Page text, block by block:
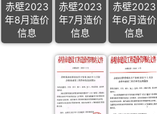
赤壁2023
年8月造价
信息
赤壁2023
年7月造价
信息
赤壁2023
年6月造价
信息